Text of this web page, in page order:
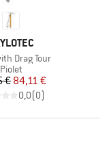
Drag Tour
Product group
Piolet
Prix
€Prix réduit
84,11 €
0,0(0)